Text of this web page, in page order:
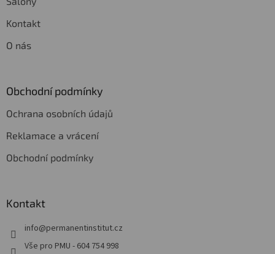
Kontakt
O nás
Obchodní podmínky
Ochrana osobních údajů
Reklamace a vrácení
Obchodní podmínky
Kontakt
info@permanentinstitut.cz
Vše pro PMU - 604 754 998